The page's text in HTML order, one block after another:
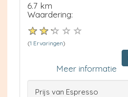
6.7 km
Waardering:
(1 Ervaringen)
Meer informatie
Prijs van Espresso